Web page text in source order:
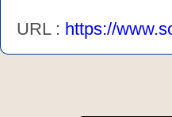
URL : https://